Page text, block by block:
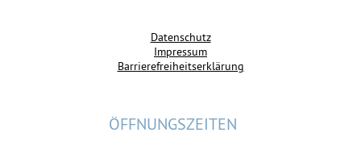
Datenschutz
Impressum
Barrierefreiheitserklärung
ÖFFNUNGSZEITEN